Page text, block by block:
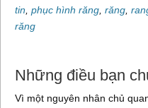
tin phục hình răng răng
răng
Những điều bạn
Vì một nguyên nhân chủ